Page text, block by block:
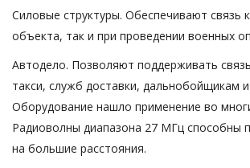
Силовые структуры. Обеспечивают связь
объекта, так и при проведении военных
Автодело. Позволяют поддерживать
такси, служб доставки, дальнобойщикам
Оборудование нашло применение во
Радиоволны диапазона 27 МГц способны
на большие расстояния.